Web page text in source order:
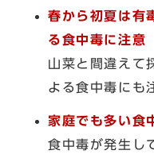
春から初夏は有
る食中毒に注意
山菜と間違えて
よる食中毒にも
家庭でも多い食
食中毒が発生し